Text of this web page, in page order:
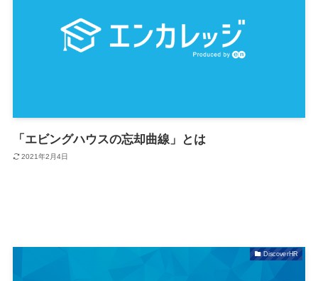
「エビングハウスの忘却曲線」とは
2021年2月4日
DiscoverHR